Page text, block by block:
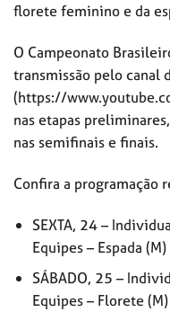
florete feminino e da
O Campeonato
transmissão pelo canal
(https://
nas etapas
nas semifinais e finais.
Confira a programação
SEXTA, 24 –
Equipes – Espada
SÁBADO, 25 –
Equipes – Florete